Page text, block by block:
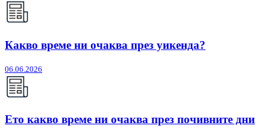
Какво време ни очаква през уикенда?
06.06.2026
Ето какво време ни очаква през почивните дни